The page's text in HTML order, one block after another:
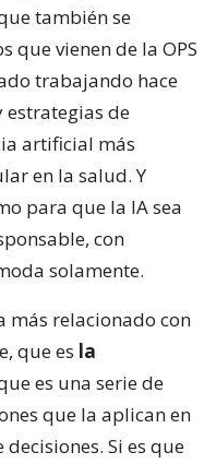
también se
que vienen de la OPS
trabajando hace
estrategias de
artificial más
en la salud. Y
para que la IA sea
con
solamente.
más relacionado con
que es la
es una serie de
que la aplican en
Si es que